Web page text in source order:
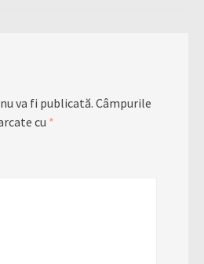
va fi publicată. Câmpurile
cu *